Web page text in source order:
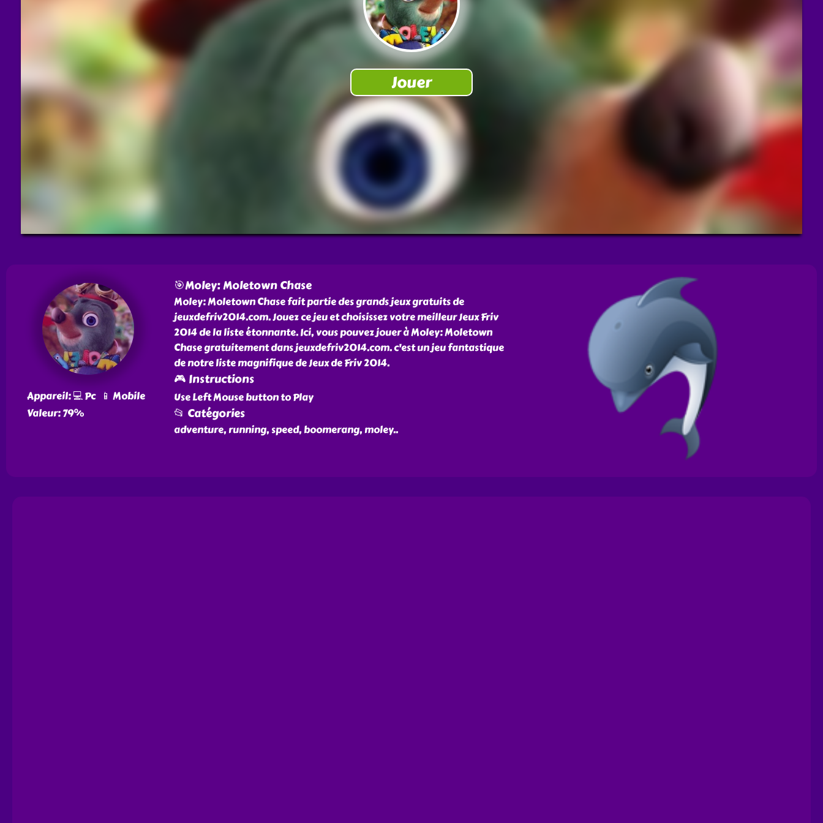
Appareil: 💻 Pc 📱 Mobile
Valeur: 79%
🎯Moley: Moletown Chase
Moley: Moletown Chase fait partie des grands jeux gratuits de
jeuxdefriv2014.com. Jouez ce jeu et choisissez votre meilleur Jeux Friv
2014 de la liste étonnante. Ici, vous pouvez jouer à Moley: Moletown
Chase gratuitement dans jeuxdefriv2014.com. c'est un jeu fantastique
de notre liste magnifique de Jeux de Friv 2014.
🎮 Instructions
Use Left Mouse button to Play
📂 Catégories
adventure, running, speed, boomerang, moley..